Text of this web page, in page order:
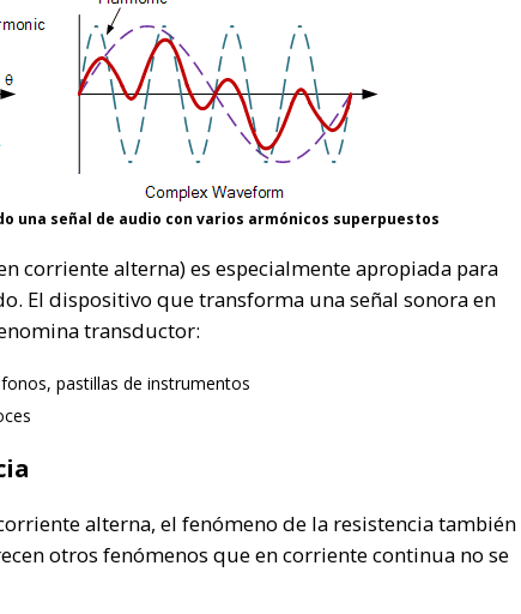
una señal de audio con varios armónicos superpuestos
corriente alterna) es especialmente apropiada para
El dispositivo que transforma una señal sonora en
transductor:
pastillas de instrumentos
alterna, el fenómeno de la resistencia también
otros fenómenos que en corriente continua no se